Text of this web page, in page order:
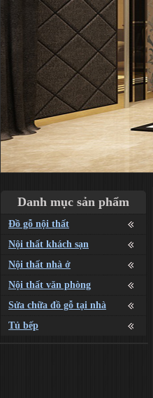
Danh mục sản phẩm
Đồ gỗ nội thất
Nội thất khách sạn
Nội thất nhà ở
Nội thất văn phòng
Sửa chữa đồ gỗ tại nhà
Tủ bếp